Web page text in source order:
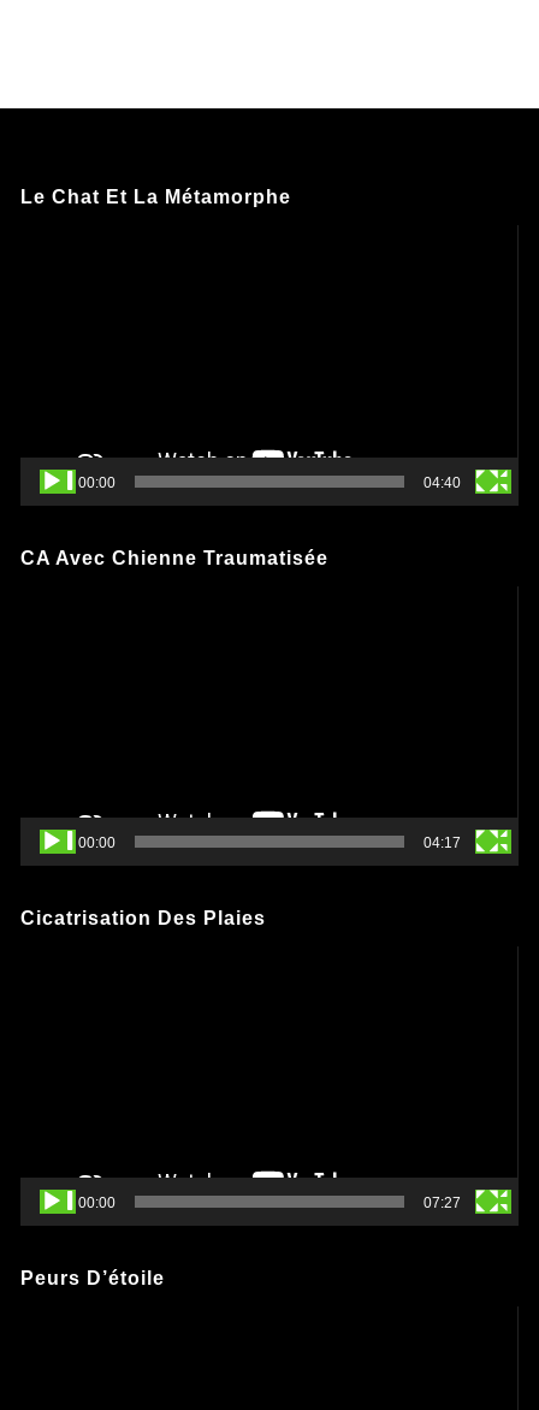
Le Chat Et La Métamorphe
00:00 04:40
CA Avec Chienne Traumatisée
00:00 04:17
Cicatrisation Des Plaies
00:00 07:27
Peurs D’étoile